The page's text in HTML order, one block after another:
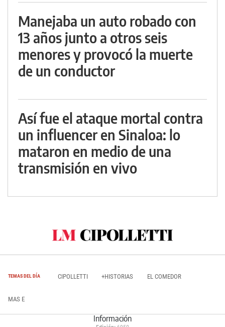
Manejaba un auto robado con
13 años junto a otros seis
menores y provocó la muerte
de un conductor
Así fue el ataque mortal contra
un influencer en Sinaloa: lo
mataron en medio de una
transmisión en vivo
TEMAS DEL DÍA CIPOLLETTI +HISTORIAS EL COMEDOR
MAS E
Información